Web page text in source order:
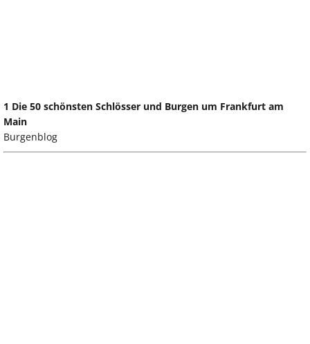
1 Die 50 schönsten Schlösser und Burgen um Frankfurt am
Main
Burgenblog